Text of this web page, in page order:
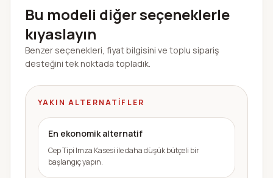
Bu modeli diğer seçeneklerle
kıyaslayın
Benzer seçenekleri, fiyat bilgisini ve toplu sipariş
desteğini tek noktada topladık.
YAKIN ALTERNATIFLER
En ekonomik alternatif
Cep Tipi Imza Kasesi ile daha düşük bütçeli bir
başlangıç yapın.